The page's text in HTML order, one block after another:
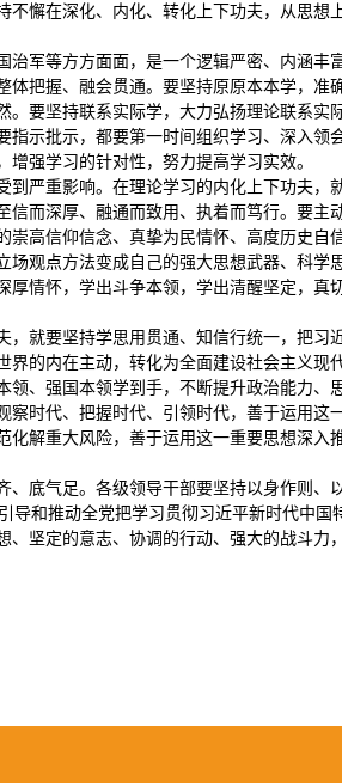
懈在深化、内化、转化上下功夫，从思想
军等方方面面，是一个逻辑严密、内涵丰
把握、融会贯通。要坚持原原本本学，准
要坚持联系实际学，大力弘扬理论联系实
示批示，都要第一时间组织学习、深入
强学习的针对性，努力提高学习实效。
严重影响。在理论学习的内化上下功夫
而深厚、融通而致用、执着而笃行。要
高信仰信念、真挚为民情怀、高度历史自
观点方法变成自己的强大思想武器、科学
情怀，学出斗争本领，学出清醒坚定，真
就要坚持学思用贯通、知信行统一，把习
的内在主动，转化为全面建设社会主义现
、强国本领学到手，不断提升政治能力
时代、把握时代、引领时代，善于运用这
解重大风险，善于运用这一重要思想深
底气足。各级领导干部要坚持以身作则、
导和推动全党把学习贯彻习近平新时代中
坚定的意志、协调的行动、强大的战斗